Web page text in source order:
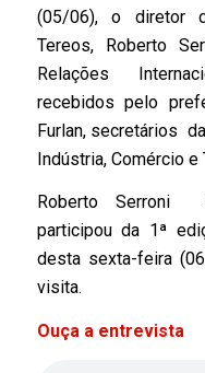
(05/06), o diretor
Tereos, Roberto
Relações
recebidos pelo
Furlan, secretários
Indústria, Comércio
Roberto Serroni
participou da 1ª
desta sexta-feira
visita.
Ouça a entrevista